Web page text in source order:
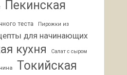
Пекинская
теста
Пирожки из
для начинающих
кухня Салат с сыром
Токийская